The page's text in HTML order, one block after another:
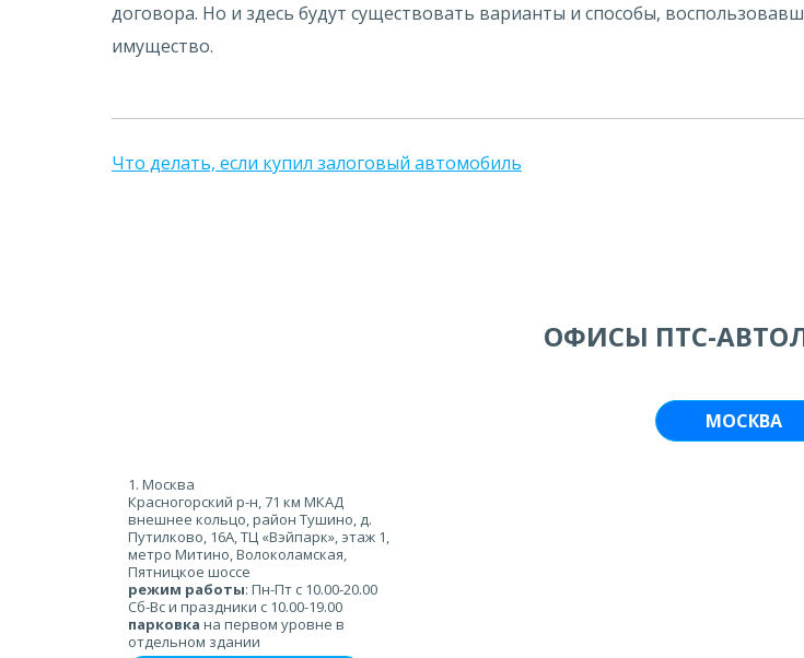
договора. Но и здесь будут существовать варианты и способы,
имущество.
Что делать, если купил залоговый автомобиль
ОФИСЫ ПТС-
МОСКВА
1. Москва
Красногорский р-н, 71 км МКАД
внешнее кольцо, район Тушино, д.
Путилково, 16А, ТЦ «Вэйпарк», этаж 1,
метро Митино, Волоколамская,
Пятницкое шоссе
режим работы: Пн-Пт с 10.00-20.00
Сб-Вс и праздники с 10.00-19.00
парковка на первом уровне в
отдельном здании